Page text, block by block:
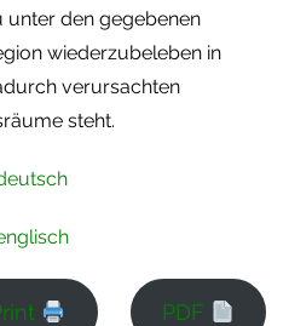
unter den gegebenen
wiederzubeleben in
verursachten
steht.
PDF